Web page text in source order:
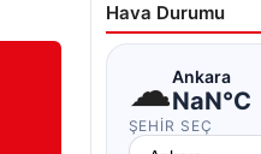
Hava Durumu
☁Ankara
NaN°C
ŞEHIR SEÇ